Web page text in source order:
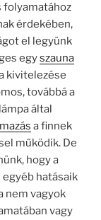
folyamatához
érdekében,
el legyünk
egyszauna
kivitelezése
továbbá a
által
a finnek
működik. De
hogy a
hatásaik
nem vagyok
vagy